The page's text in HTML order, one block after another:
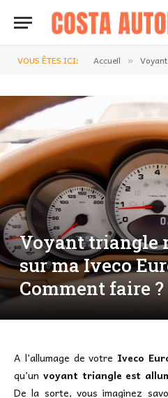
VOUS ÊTES ICI: Accueil »
Voyant triangle
sur ma Iveco
Comment faire ?
A l’allumage de votre Iveco
qu’un voyant triangle est
De la sorte, vous imaginez